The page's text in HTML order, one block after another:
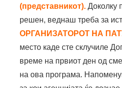
(представникот). Доколку
решен, веднаш треба за
ОРГАНИЗАТОРОТ НА
место каде сте склучиле
време на првиот ден од
на ова програма.